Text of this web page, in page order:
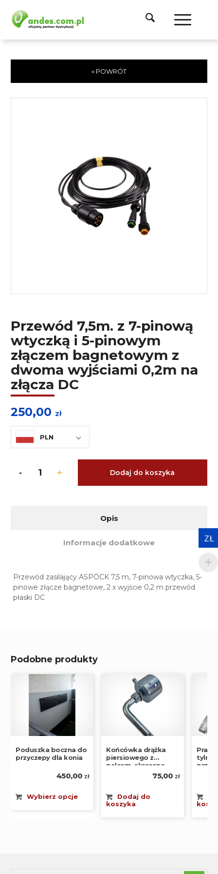
« POWRÓT
Przewód 7,5m. z 7-pinową
wtyczką i 5-pinowym
złączem bagnetowym z
dwoma wyjściami 0,2m na
złącza DC
250,00 zł
PLN
Dodaj do koszyka
Opis
Informacje dodatkowe
Przewód zasilający ASPÖCK 7,5 m, 7-pinowa wtyczka, 5-
pinowe złącze bagnetowe, 2 x wyjście 0,2 m przewód
płaski DC
Podobne produkty
Poduszka boczna do
przyczepy dla konia
450,00 zł
Wybierz opcje
Końcówka drążka
piersiowego z
palcem, skręcana
75,00 zł
Dodaj do
koszyka
tylnej
ZŁ